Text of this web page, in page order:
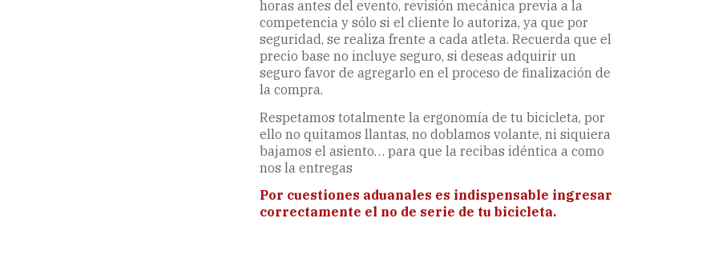
horas antes del evento, revisión mecánica previa a la
competencia y sólo si el cliente lo autoriza, ya que por
seguridad, se realiza frente a cada atleta. Recuerda que el
precio base no incluye seguro, si deseas adquirir un
seguro favor de agregarlo en el proceso de finalización de
la compra.
Respetamos totalmente la ergonomía de tu bicicleta, por
ello no quitamos llantas, no doblamos volante, ni siquiera
bajamos el asiento… para que la recibas idéntica a como
nos la entregas
Por cuestiones aduanales es indispensable ingresar
correctamente el no de serie de tu bicicleta.